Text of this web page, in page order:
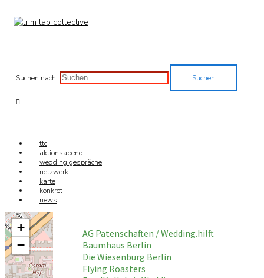
Suchen nach:
ttc
aktionsabend
wedding gespräche
netzwerk
karte
konkret
news